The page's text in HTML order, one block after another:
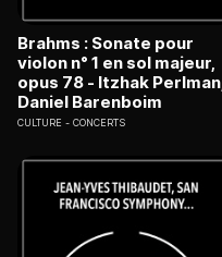
Brahms : Sonate pour
violon n° 1 en sol majeur,
opus 78 - Itzhak Perlman,
Daniel Barenboim
CULTURE CONCERTS